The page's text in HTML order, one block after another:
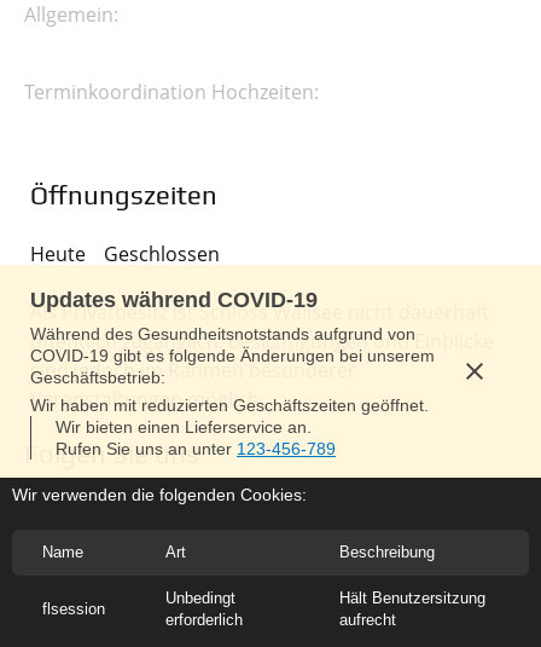
Allgemein:
Terminkoordination Hochzeiten:
Öffnungszeiten
Heute Geschlossen
Als Privatbesitz ist Schloss Wallsee nicht dauerhaft
öffentlich zugänglich. Besichtigungen und Einblicke
sind jedoch im Rahmen besonderer
Veranstaltungen möglich.
Folgen Sie uns
Wir verwenden die folgenden Cookies:
Name Art Beschreibung
flsession
Unbedingt
erforderlich
Hält Benutzersitzung
aufrecht
Updates während COVID-19
Während des Gesundheitsnotstands aufgrund von
COVID-19 gibt es folgende Änderungen bei unserem
Geschäftsbetrieb:
Wir haben mit reduzierten Geschäftszeiten geöffnet.
Wir bieten einen Lieferservice an.
Rufen Sie uns an unter 123-456-789